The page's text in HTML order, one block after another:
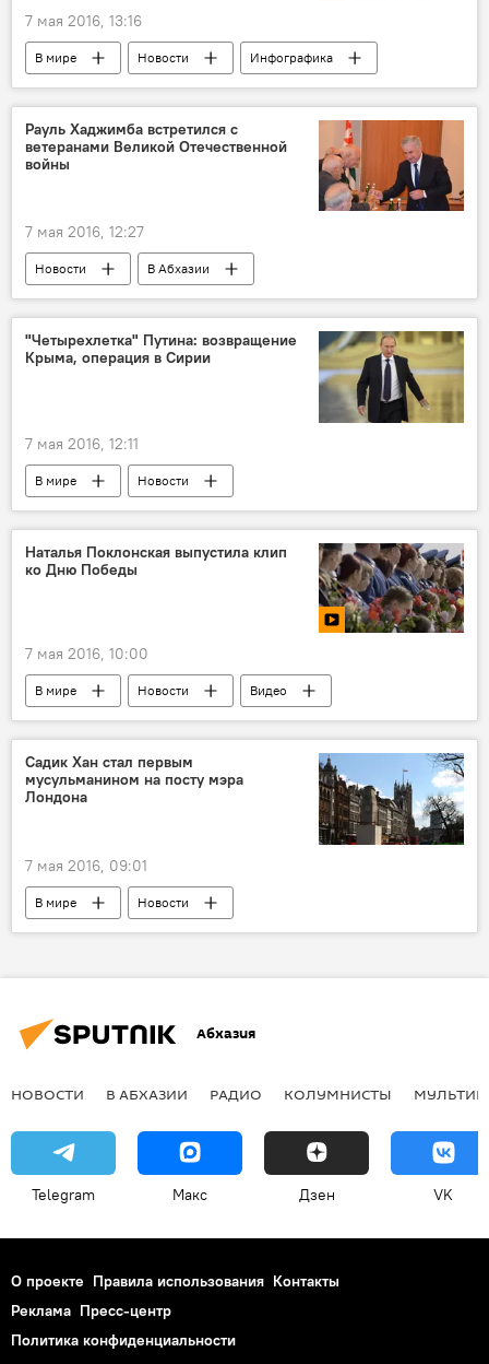
7 мая 2016, 13:16
В мире Новости Инфографика
Рауль Хаджимба встретился с
ветеранами Великой Отечественной
войны
7 мая 2016, 12:27
Новости В Абхазии
"Четырехлетка" Путина: возвращение
Крыма, операция в Сирии
7 мая 2016, 12:11
В мире Новости
Наталья Поклонская выпустила клип
ко Дню Победы
7 мая 2016, 10:00
В мире Новости Видео
Садик Хан стал первым
мусульманином на посту мэра
Лондона
7 мая 2016, 09:01
В мире Новости
Абхазия
НОВОСТИ В АБХАЗИИ РАДИО КОЛУМНИСТЫ
Telegram Макс Дзен VK
О проекте Правила использования Контакты
Реклама Пресс-центр
Политика конфиденциальности